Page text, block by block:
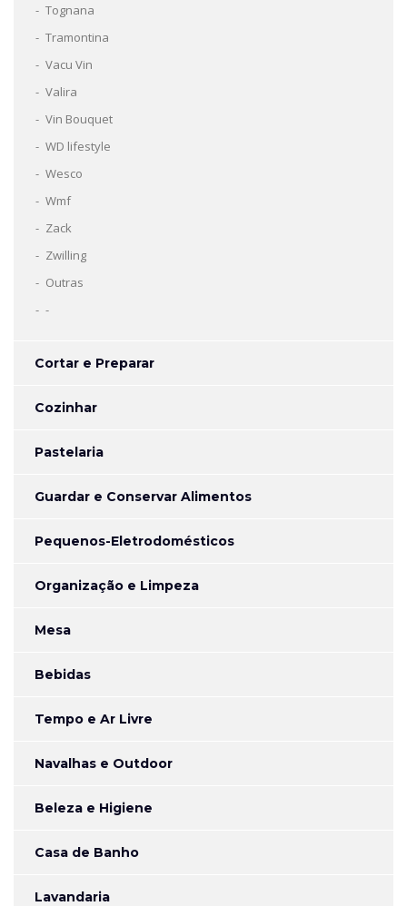
Tognana
Tramontina
Vacu Vin
Valira
Vin Bouquet
WD lifestyle
Wesco
Wmf
Zack
Zwilling
Outras
-
Cortar e Preparar
Cozinhar
Pastelaria
Guardar e Conservar Alimentos
Pequenos-Eletrodomésticos
Organização e Limpeza
Mesa
Bebidas
Tempo e Ar Livre
Navalhas e Outdoor
Beleza e Higiene
Casa de Banho
Lavandaria